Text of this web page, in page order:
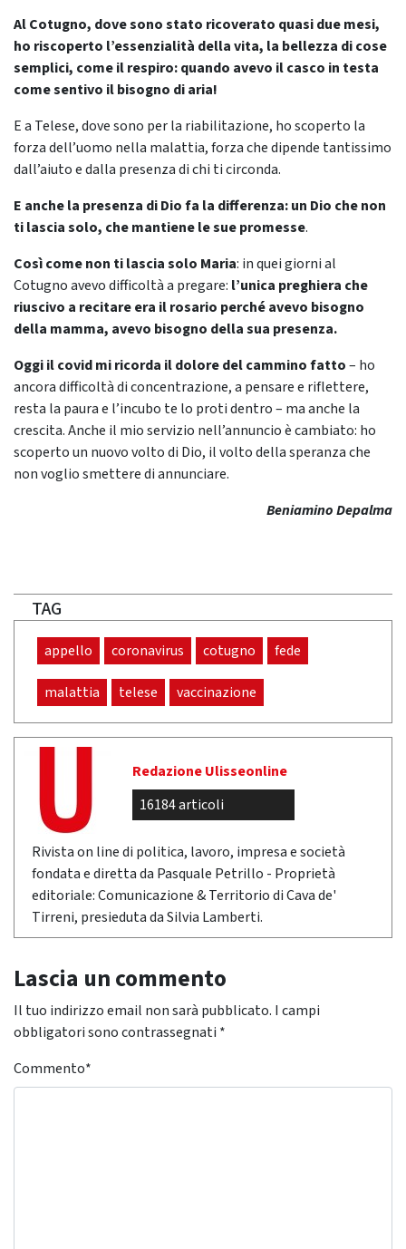
Al Cotugno, dove sono stato ricoverato quasi due mesi,
ho riscoperto l’essenzialità della vita, la bellezza di cose
semplici, come il respiro: quando avevo il casco in testa
come sentivo il bisogno di aria!
E a Telese, dove sono per la riabilitazione, ho scoperto la
forza dell’uomo nella malattia, forza che dipende tantissimo
dall’aiuto e dalla presenza di chi ti circonda.
E anche la presenza di Dio fa la differenza: un Dio che non
ti lascia solo, che mantiene le sue promesse.
Così come non ti lascia solo Maria: in quei giorni al
Cotugno avevo difficoltà a pregare: l’unica preghiera che
riuscivo a recitare era il rosario perché avevo bisogno
della mamma, avevo bisogno della sua presenza.
Oggi il covid mi ricorda il dolore del cammino fatto– ho
ancora difficoltà di concentrazione, a pensare e riflettere,
resta la paura e l’incubo te lo proti dentro – ma anche la
crescita. Anche il mio servizio nell’annuncio è cambiato: ho
scoperto un nuovo volto di Dio, il volto della speranza che
non voglio smettere di annunciare.
Beniamino Depalma
TAG
appello coronavirus cotugno fede
malattia telese vaccinazione
Redazione Ulisseonline
16184 articoli
Rivista on line di politica, lavoro, impresa e società
fondata e diretta da Pasquale Petrillo - Proprietà
editoriale: Comunicazione & Territorio di Cava de'
Tirreni, presieduta da Silvia Lamberti.
Lascia un commento
Il tuo indirizzo email non sarà pubblicato. I campi
obbligatori sono contrassegnati *
Commento*